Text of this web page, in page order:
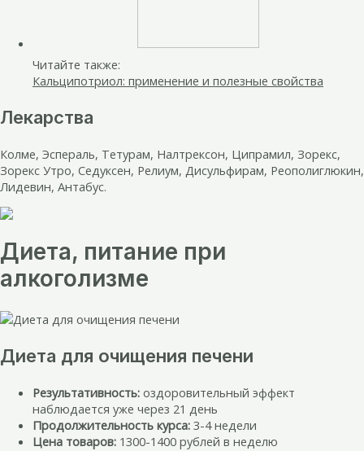
Читайте также:
Кальципотриол: применение и полезные свойства
Лекарства
Колме, Эспераль, Тетурам, Налтрексон, Ципрамил, Зорекс,
Зорекс Утро, Седуксен, Релиум, Дисульфирам, Реополиглюкин,
Лидевин, Антабус.
Диета, питание при
алкоголизме
Диета для очищения печени
Результативность: оздоровительный эффект
наблюдается уже через 21 день
Продолжительность курса: 3-4 недели
Цена товаров: 1300-1400 рублей в неделю